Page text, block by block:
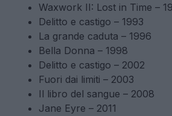
Waxwork II: Lost in Time –
Delitto e castigo – 1993
La grande caduta – 1996
Bella Donna – 1998
Delitto e castigo – 2002
Fuori dai limiti – 2003
Il libro del sangue – 2008
Jane Eyre – 2011